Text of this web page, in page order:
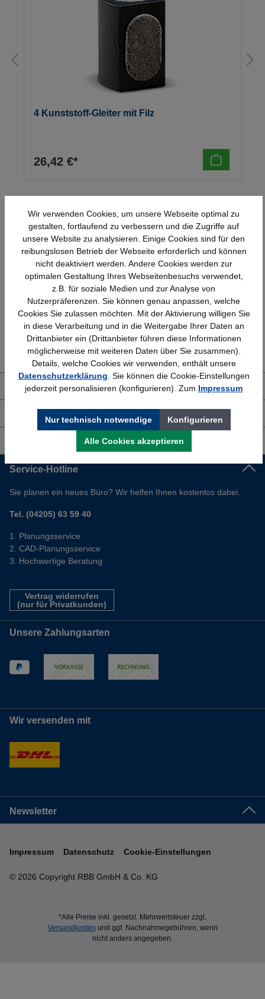
4 Kunststoff-Gleiter mit Filz
26,42 €*
Schnelle Lieferung
Bundesweit
Topmarken
Faire Preise
Erfahrung
Bewährt seit 1958
Kostenlose Beratung
(04205) 635940
Über uns
Shop Service
Service-Hotline
Sie planen ein neues Büro? Wir helfen Ihnen kostenlos dabei.
Tel. (04205) 63 59 40
Planungsservice
CAD-Planungsservice
Hochwertige Beratung
Vertrag widerrufen
(nur für Privatkunden)
Unsere Zahlungsarten
Wir versenden mit
Newsletter
© 2026 Copyright RBB GmbH & Co. KG
Impressum Datenschutz Cookie-Einstellungen
*Alle Preise inkl. gesetzl. Mehrwertsteuer zzgl.
Versandkosten und ggf. Nachnahmegebühren, wenn
nicht anders angegeben.
Wir verwenden Cookies, um unsere Webseite optimal zu
gestalten, fortlaufend zu verbessern und die Zugriffe auf
unsere Website zu analysieren. Einige Cookies sind für den
reibungslosen Betrieb der Webseite erforderlich und können
nicht deaktiviert werden. Andere Cookies werden zur
optimalen Gestaltung Ihres Webseitenbesuchs verwendet,
z.B. für soziale Medien und zur Analyse von
Nutzerpräferenzen. Sie können genau anpassen, welche
Cookies Sie zulassen möchten. Mit der Aktivierung willigen Sie
in diese Verarbeitung und in die Weitergabe Ihrer Daten an
Drittanbieter ein (Drittanbieter führen diese Informationen
möglicherweise mit weiteren Daten über Sie zusammen).
Details, welche Cookies wir verwenden, enthält unsere
Datenschutzerklärung . Sie können die Cookie-Einstellungen
jederzeit personalisieren (konfigurieren). Zum Impressum
Nur technisch notwendige Konfigurieren
Alle Cookies akzeptieren